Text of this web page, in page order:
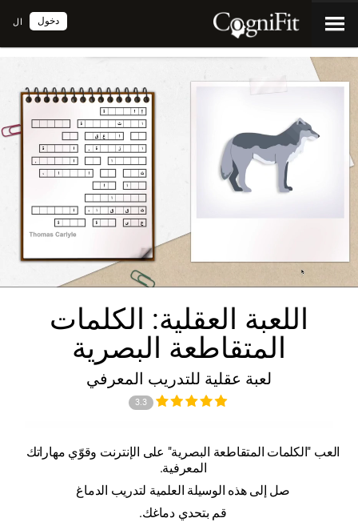
ال دخول
اللعبة العقلية: الكلمات
المتقاطعة البصرية
لعبة عقلية للتدريب المعرفي
3.3
العب "الكلمات المتقاطعة البصرية" على الإنترنت وقوّي مهاراتك
المعرفية.
صل إلى هذه الوسيلة العلمية لتدريب الدماغ
قم بتحدي دماغك.